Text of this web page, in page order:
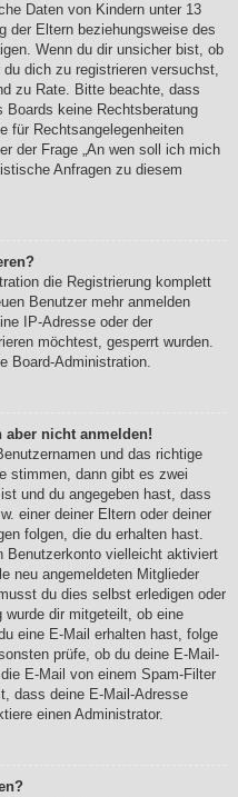
Daten von Kindern unter 13
der Eltern beziehungsweise des
Wenn du dir unsicher bist, ob
dich zu registrieren versuchst,
zu Rate. Bitte beachte, dass
keine Rechtsberatung
für Rechtsangelegenheiten
der Frage „An wen soll ich mich
Anfragen zu diesem
die Registrierung komplett
Benutzer mehr anmelden
IP-Adresse oder der
möchtest, gesperrt wurden.
Board-Administration.
aber nicht anmelden!
und das richtige
stimmen, dann gibt es zwei
und du angegeben hast, dass
einer deiner Eltern oder deiner
folgen, die du erhalten hast.
Benutzerkonto vielleicht aktiviert
neu angemeldeten Mitglieder
du dies selbst erledigen oder
wurde dir mitgeteilt, ob eine
eine E-Mail erhalten hast, folge
prüfe, ob du deine E-Mail-
E-Mail von einem Spam-Filter
dass deine E-Mail-Adresse
einen Administrator.